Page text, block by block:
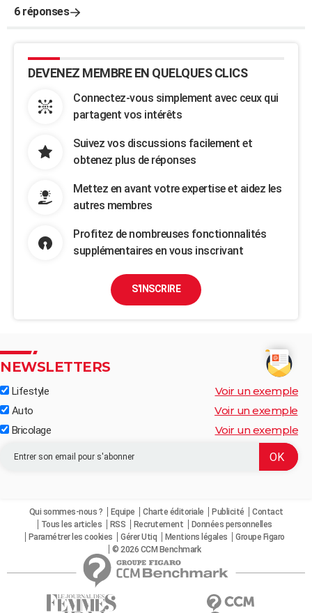
6 réponses
DEVENEZ MEMBRE EN QUELQUES CLICS
Connectez-vous simplement avec ceux qui
partagent vos intérêts
Suivez vos discussions facilement et
obtenez plus de réponses
Mettez en avant votre expertise et aidez les
autres membres
Profitez de nombreuses fonctionnalités
supplémentaires en vous inscrivant
S'INSCRIRE
NEWSLETTERS
Lifestyle Voir un exemple
Auto Voir un exemple
Bricolage Voir un exemple
Qui sommes-nous ? Equipe Charte éditoriale Publicité
Contact
Tous les articles
RSS Recrutement
Données personnelles
Paramétrer les cookies
Gérer Utiq Mentions légales
Groupe Figaro
© 2026 CCM Benchmark